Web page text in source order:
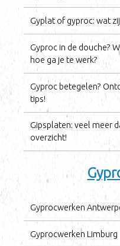
Gyplat of gyproc: wat
Gyproc in de douche?
hoe ga je te werk?
Gyproc betegelen?
tips!
Gipsplaten: veel meer
overzicht!
Gyprocwerken
Gyprocwerken Limburg